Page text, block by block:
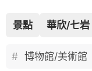
景點 華欣/七岩
博物館/美術館